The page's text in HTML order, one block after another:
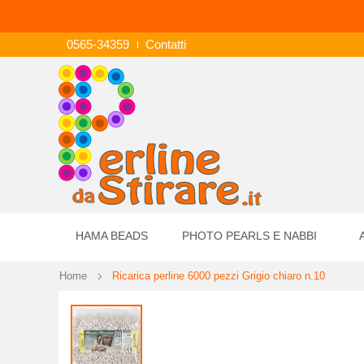
0565-34359 Contatti
HAMA BEADS PHOTO PEARLS E NABBI
Home Ricarica perline 6000 pezzi Grigio chiaro n.10
Vai
alla
fine
della